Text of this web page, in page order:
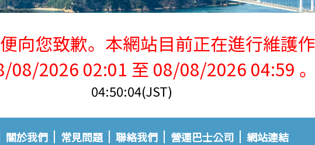
向您致歉。本網站目前正在進行維護
08/2026 02:01 至 08/08/2026 04:59 。
04:50:04(JST)
關於我們 常見問題 聯絡我們 營運巴士公司 網站連結